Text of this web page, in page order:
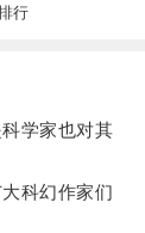
行
学家也对其
科幻作家们